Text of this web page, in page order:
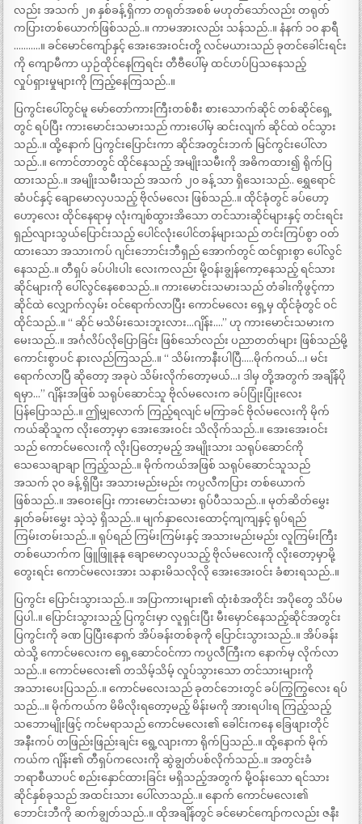
လည်း အသက် ၂၈ နှစ်ခန့် ရှိကာ တရုတ်အစစ် မဟုတ်သော်လည်း တရုတ်
ကပြားတစ်ယောက်ဖြစ်သည်..။ ကာမအားလည်း သန်သည်..။ နံနက် ၁၀ နာရီ
………..။ ခင်မောင်ကျော်နှင့် အေးအေးဝင်းတို့ လင်မယားသည် ခုတင်ခေါင်းရင်း
ကို ကျောမီကာ ယှဉ်ထိုင်နေကြရင်း တီဗီပေါ်မှ ထင်ဟပ်ပြသနေသည့်
လှုပ်ရှားမှုများကို ကြည့်နေကြသည်..။
ပြကွင်းပေါ်တွင်မူ မော်တော်ကားကြီးတစ်စီး စားသောက်ဆိုင် တစ်ဆိုင်ရှေ့
တွင် ရပ်ပြီး ကားမောင်းသမားသည် ကားပေါ်မှ ဆင်းလျက် ဆိုင်ထဲ ဝင်သွား
သည်..။ ထို့နောက် ပြကွင်းပြောင်းကာ ဆိုင်အတွင်းဘက် မြင်ကွင်းပေါ်လာ
သည်..။ ကောင်တာတွင် ထိုင်နေသည့် အမျိုးသမီးကို အဓိကထား၍ ရိုက်ပြ
ထားသည်..။ အမျိုးသမီးသည် အသက် ၂၀ ခန့် သာ ရှိသေးသည်.. ရွှေရောင်
ဆံပင်နှင့် ချောမောလှပသည့် ဗိုလ်မလေး ဖြစ်သည်..။ ထိုင်ခုံတွင် ခပ်ဟော့
ဟော့လေး ထိုင်နေရာမှ လုံးကျစ်ထွားအိသော တင်သားဆိုင်များနှင့် တင်းရင်း
ရှည်လျားသွယ်ပြောင်းသည့် ပေါင်လုံးပေါင်တန်များသည် တင်းကြပ်စွာ ဝတ်
ထားသော အသားကပ် ဂျင်းဘောင်းဘီရှည် အောက်တွင် ထင်ရှားစွာ ပေါ်လွင်
နေသည်..။ တီရှပ် ခပ်ပါးပါး လေးကလည်း မို့ဝန်းချွန်ကော့နေသည့် ရင်သား
ဆိုင်များကို ပေါ်လွင်နေစေသည်..။ ကားမောင်းသမားသည် တံခါးကိုဖွင့်ကာ
ဆိုင်ထဲ လျှောက်လှမ်း ဝင်ရောက်လာပြီး ကောင်မလေး ရှေ့မှ ထိုင်ခုံတွင် ဝင်
ထိုင်သည်..။ “ ဆိုင် မသိမ်းသေးဘူးလား…ဂျိန်း….” ဟု ကားမောင်းသမားက
မေးသည်..။ အင်္ဂလိပ်လိုပြောခြင်း ဖြစ်သော်လည်း ပညာတတ်များ ဖြစ်သည်မို့
ကောင်းစွာပင် နားလည်ကြသည်..။ “ သိမ်းကာနီးပါပြီ…..မိုက်ကယ်…၊ မင်း
ရောက်လာပြီ ဆိုတော့ အခုပဲ သိမ်းလိုက်တော့မယ်…၊ ဒါမှ တို့အတွက် အချိန်ပို
ရမှာ…” ဂျိန်းအဖြစ် သရုပ်ဆောင်သူ ဗိုလ်မလေးက ခပ်ပြုံးပြုံးလေး
ပြန်ပြောသည်..။ ဤမျှလောက် ကြည့်ရလျင် မကြာခင် ဗိုလ်မလေးကို မိုက်
ကယ်ဆိုသူက လိုးတော့မှာ အေးအေးဝင်း သိလိုက်သည်..။ အေးအေးဝင်း
သည် ကောင်မလေးကို လိုးပြတော့မည့် အမျိုးသား သရုပ်ဆောင်ကို
သေသေချာချာ ကြည့်သည်..။ မိုက်ကယ်အဖြစ် သရုပ်ဆောင်သူသည်
အသက် ၃၀ ခန့် ရှိပြီး အသားမည်းမည်း ကပ္ပလီကပြား တစ်ယောက်
ဖြစ်သည်..။ အဝေးပြေး ကားမောင်းသမား ရုပ်ပီသသည်..။ မုတ်ဆိတ်မွှေး
နှုတ်ခမ်းမွှေး သဲ့သဲ့ ရှိသည်..။ မျက်နှာလေးထောင့်ကျကျနှင့် ရုပ်ရည်
ကြမ်းတမ်းသည်..။ ရုပ်ရည် ကြမ်းကြမ်းနှင့် အသားမည်းမည်း လူကြမ်းကြီး
တစ်ယောက်က ဖြူဖြူနုနု ချောမောလှပသည့် ဗိုလ်မလေးကို လိုးတော့မှာမို့
တွေးရင်း ကောင်မလေးအား သနားမိသလိုလို အေးအေးဝင်း ခံစားရသည်..။
ပြကွင်း ပြောင်းသွားသည်..။ အပြာကားများ၏ ထုံးစံအတိုင်း အပိုတွေ သိပ်မ
ပြပါ..။ ပြောင်းသွားသည့် ပြကွင်းမှာ လူရှင်းပြီး မီးမှောင်နေသည့်ဆိုင်အတွင်း
ပြကွင်းကို ခဏ ပြပြီးနောက် အိပ်ခန်းတစ်ခုကို ပြောင်းသွားသည်..။ အိပ်ခန်း
ထဲသို့ ကောင်မလေးက ရှေ့ဆောင်ဝင်ကာ ကပ္ပလီကြီးက နောက်မှ လိုက်လာ
သည်..။ ကောင်မလေး၏ တသိမ့်သိမ့် လှုပ်သွားသော တင်သားများကို
အသားပေးပြသည်..။ ကောင်မလေးသည် ခုတင်ဘေးတွင် ခပ်ကြွကြွလေး ရပ်
သည်…။ မိုက်ကယ်က မိမိလိုးရတော့မည့် မိန်းမကို အားရပါးရ ကြည့်သည့်
သဘောမျိုးဖြင့် ကင်မရာသည် ကောင်မလေး၏ ခေါင်းကနေ ခြေဖျားတိုင်
အနီးကပ် တဖြည်းဖြည်းချင်း ရွေ့လျားကာ ရိုက်ပြသည်..။ ထို့နောက် မိုက်
ကယ်က ဂျိန်း၏ တီရှပ်ကလေးကို ဆွဲချွတ်ပစ်လိုက်သည်..။ အတွင်းခံ
ဘရာစီယာပင် စည်းနှောင်ထားခြင်း မရှိသည့်အတွက် မို့ဝန်းသော ရင်သား
ဆိုင်နှစ်ခုသည် အထင်းသား ပေါ်လာသည်..။ နောက် ကောင်မလေး၏
ဘောင်းဘီကို ဆက်ချွတ်သည်..။ ထိုအချိန်တွင် ခင်မောင်ကျော်ကလည်း ဇနီး